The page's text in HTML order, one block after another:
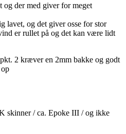
og der med giver for meget
lavet, og det giver osse for stor
er rullet på og det kan være lidt
2 kræver en 2mm bakke og godt
skinner / ca. Epoke III / og ikke